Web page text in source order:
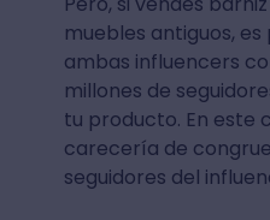
muebles antiguos,
ambas influencers
millones de
tu producto. En este
carecería de
seguidores del